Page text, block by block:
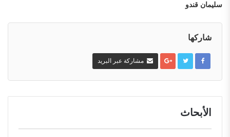
سليمان قندو
شاركها
مشاركة عبر البريد
الأبحاث